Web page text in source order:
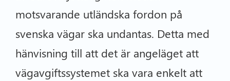
motsvarande utländska fordon på
svenska vägar ska undantas. Detta med
hänvisning till att det är angeläget att
vägavgiftssystemet ska vara enkelt att